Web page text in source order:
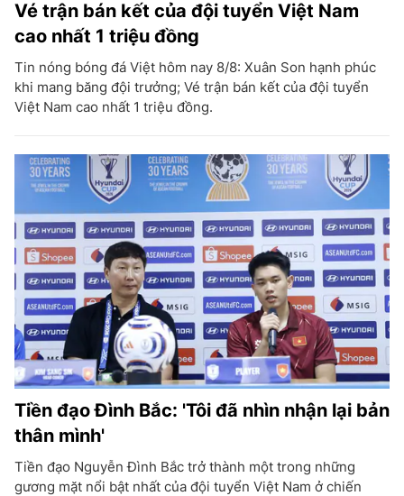
Vé trận bán kết của đội tuyển Việt Nam
cao nhất 1 triệu đồng
Tin nóng bóng đá Việt hôm nay 8/8: Xuân Son hạnh phúc
khi mang băng đội trưởng; Vé trận bán kết của đội tuyển
Việt Nam cao nhất 1 triệu đồng.
Tiền đạo Đình Bắc: 'Tôi đã nhìn nhận lại bản
thân mình'
Tiền đạo Nguyễn Đình Bắc trở thành một trong những
gương mặt nổi bật nhất của đội tuyển Việt Nam ở chiến